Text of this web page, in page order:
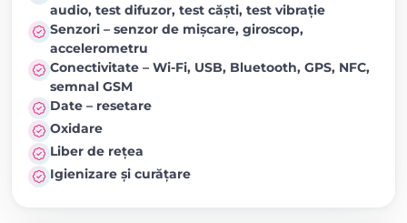
audio, test difuzor, test căști, test vibrație
Senzori – senzor de mișcare, giroscop,
accelerometru
Conectivitate – Wi-Fi, USB, Bluetooth, GPS, NFC,
semnal GSM
Date – resetare
Oxidare
Liber de rețea
Igienizare și curățare